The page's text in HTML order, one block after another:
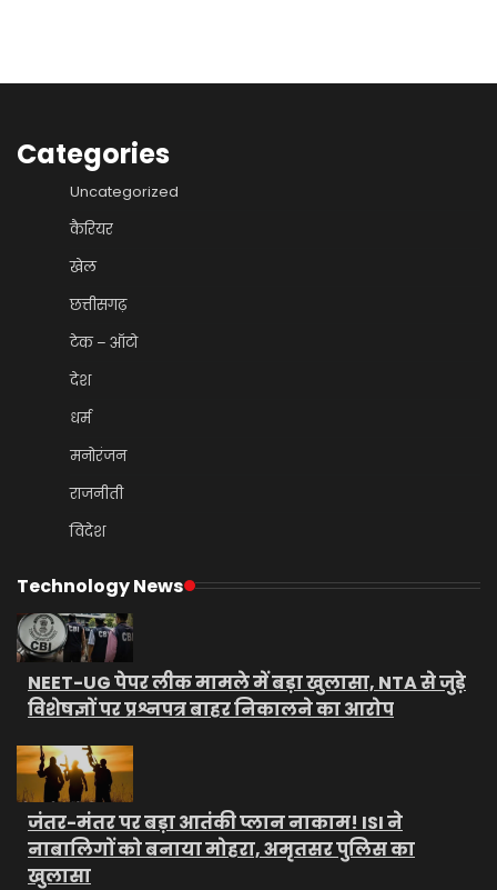
Categories
Uncategorized
कैरियर
खेल
छत्तीसगढ़
टेक – ऑटो
देश
धर्म
मनोरंजन
राजनीती
विदेश
Technology News
NEET-UG पेपर लीक मामले में बड़ा खुलासा, NTA से जुड़े
विशेषज्ञों पर प्रश्नपत्र बाहर निकालने का आरोप
जंतर-मंतर पर बड़ा आतंकी प्लान नाकाम! ISI ने
नाबालिगों को बनाया मोहरा, अमृतसर पुलिस का
खुलासा